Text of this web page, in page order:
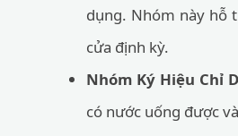
dụng. Nhóm này hỗ
cửa định kỳ.
Nhóm Ký Hiệu Chỉ
có nước uống được